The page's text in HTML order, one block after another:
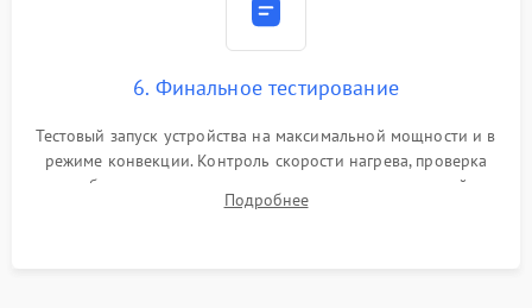
6. Финальное тестирование
Тестовый запуск устройства на максимальной мощности и в
режиме конвекции. Контроль скорости нагрева, проверка
срабатывания термостата при достижении заданной
температуры и тест на отсутствие утечек тока.
Подробнее